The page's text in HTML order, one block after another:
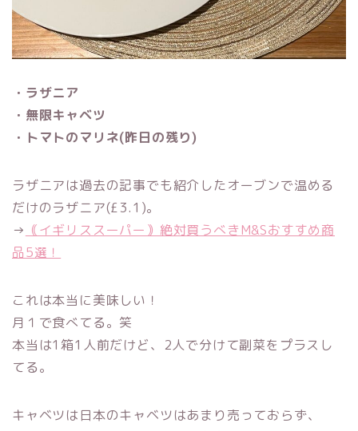
・ラザニア
・無限キャベツ
・トマトのマリネ(昨日の残り)
ラザニアは過去の記事でも紹介したオーブンで温める
だけのラザニア(£3.1)。
→ ｟イギリススーパー｠絶対買うべきM&Sおすすめ商
品5選！
これは本当に美味しい！
月１で食べてる。笑
本当は1箱1人前だけど、2人で分けて副菜をプラスし
てる。
キャベツは日本のキャベツはあまり売っておらず、